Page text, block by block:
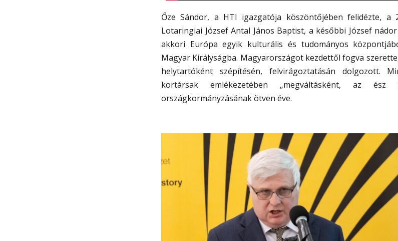
Őze Sándor, a HTI igazgatója köszöntőjében felidézte, a
Lotaringiai József Antal János Baptist, a későbbi József
akkori Európa egyik kulturális és tudományos
Magyar Királyságba. Magyarországot kezdettől fogva
helytartóként szépítésén, felvirágoztatásán dolgozott.
kortársak emlékezetében „megváltásként, az
országkormányzásának ötven éve.